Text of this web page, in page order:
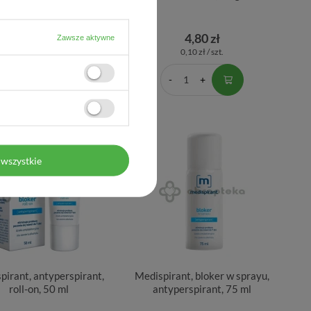
15,20 zł 4,80 zł
0,10 zł / szt.
antyperspirant,
roll-on, 50 ml
Medispirant, bloker w sprayu,
antyperspirant, 75 ml
Zawsze aktywne